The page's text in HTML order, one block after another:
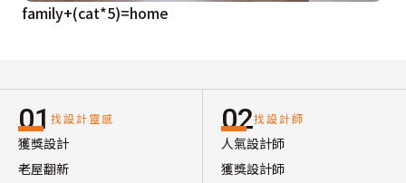
family+(cat*5)=home
01 找設計靈感
獲獎設計
老屋翻新
02找設計師
人氣設計師
獲獎設計師